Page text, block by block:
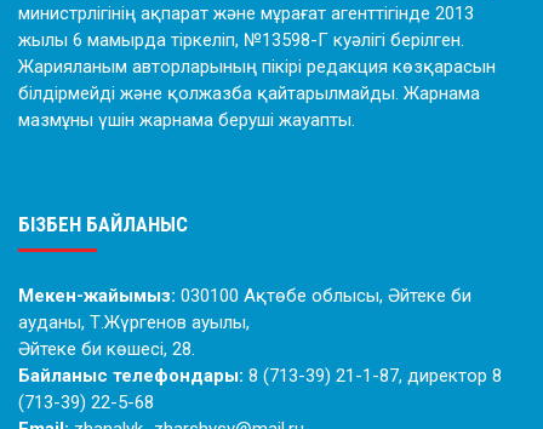
министрлігінің ақпарат және мұрағат агенттігінде 2013
жылы 6 мамырда тіркеліп, №13598-Г куәлігі берілген.
Жарияланым авторларының пікірі редакция көзқарасын
білдірмейді және қолжазба қайтарылмайды. Жарнама
мазмұны үшін жарнама беруші жауапты.
БІЗБЕН БАЙЛАНЫС
Мекен-жайымыз: 030100 Ақтөбе облысы, Әйтеке би
ауданы, Т.Жүргенов ауылы,
Әйтеке би көшесі, 28.
Байланыс телефондары: 8 (713-39) 21-1-87, директор 8
(713-39) 22-5-68